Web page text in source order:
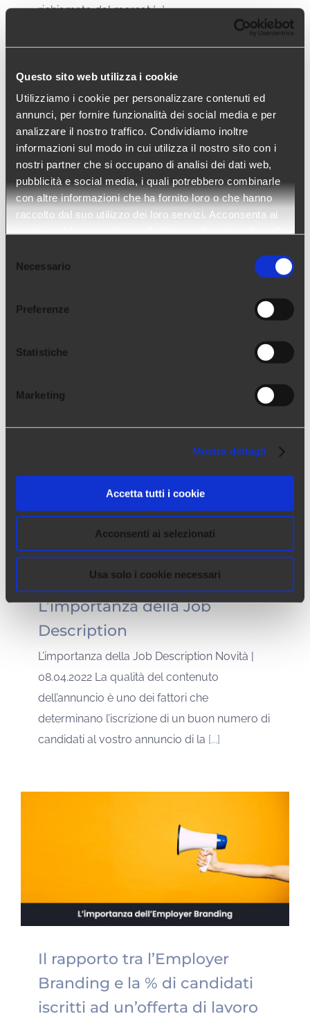
Questo sito web utilizza i cookie
Utilizziamo i cookie per personalizzare contenuti ed
annunci, per fornire funzionalità dei social media e per
analizzare il nostro traffico. Condividiamo inoltre
informazioni sul modo in cui utilizza il nostro sito con i
nostri partner che si occupano di analisi dei dati web,
pubblicità e social media, i quali potrebbero combinarle
con altre informazioni che ha fornito loro o che hanno
raccolto dal suo utilizzo dei loro servizi. Acconsenta ai
nostri cookie se continua ad utilizzare il nostro sito web.
delNecessario
Preferenze
Statistiche
Marketing
Mostra dettagli
Accetta tutti i cookie
Acconsenti ai selezionati
Usa solo i cookie necessari
richiamato dal mercat[...]
La nuova QR-fattura sostituirà
le polizze di versamento rosse
08.06.2022 Da 1 ottobre 2022 verranno
L’importanza della Job
Description
L’importanza della Job Description Novità |
08.04.2022 La qualità del contenuto
dell’annuncio è uno dei fattori che
determinano l’iscrizione di un buon numero di
candidati al vostro annuncio di la [...]
Il rapporto tra l’Employer
Branding e la % di candidati
iscritti ad un’offerta di lavoro